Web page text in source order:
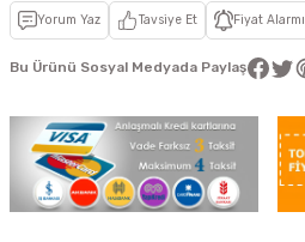
Yorum Yaz Tavsiye Et Fiyat Alarmı
Bu Ürünü Sosyal Medyada Paylaş